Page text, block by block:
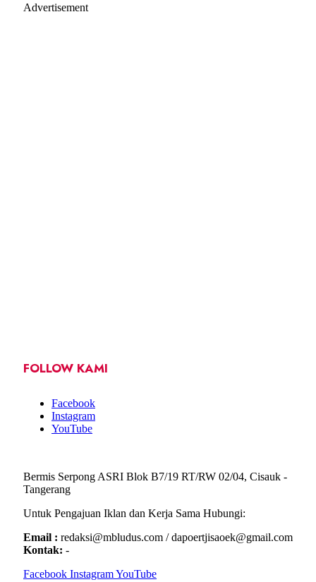
Advertisement
FOLLOW KAMI
Facebook
Instagram
YouTube
Bermis Serpong ASRI Blok B7/19 RT/RW 02/04, Cisauk -
Tangerang
Untuk Pengajuan Iklan dan Kerja Sama Hubungi:
Email : redaksi@mbludus.com / dapoertjisaoek@gmail.com
Kontak: -
Facebook InstagramYouTube